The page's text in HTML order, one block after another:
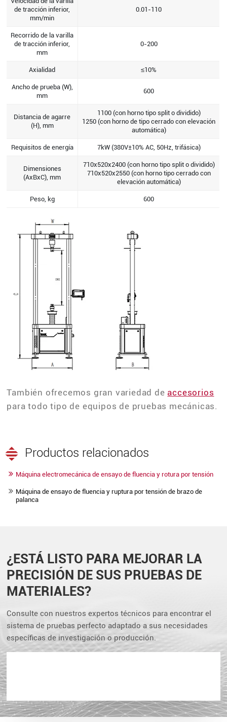
de tracción inferior,
mm/min
0.01-110
Recorrido de la varilla
de tracción inferior,
mm
0-200
Axialidad ≤10%
Ancho de prueba (W),
mm
600
Distancia de agarre
(H), mm
1100 (con horno tipo split o dividido)
1250 (con horno de tipo cerrado con elevación
automática)
Requisitos de energía 7kW (380V±10% AC, 50Hz, trifásica)
Dimensiones
(AxBxC), mm
710x520x2400 (con horno tipo split o dividido)
710x520x2550 (con horno tipo cerrado con
elevación automática)
Peso, kg 600
También ofrecemos gran variedad de accesorios
para todo tipo de equipos de pruebas mecánicas.
Productos relacionados
Máquina electromecánica de ensayo de fluencia y rotura por tensión
Máquina de ensayo de fluencia y ruptura por tensión de brazo de
palanca
¿ESTÁ LISTO PARA MEJORAR LA
PRECISIÓN DE SUS PRUEBAS DE
MATERIALES?
Consulte con nuestros expertos técnicos para encontrar el
sistema de pruebas perfecto adaptado a sus necesidades
específicas de investigación o producción.